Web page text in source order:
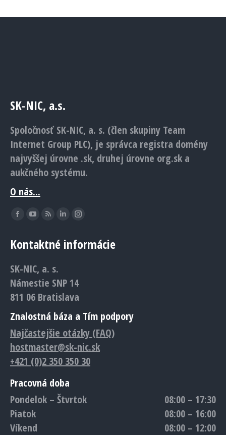
SK-NIC, a.s.
Spoločnosť SK-NIC, a. s. (člen skupiny Team
Internet Group PLC), je správca registra domény
najvyššej úrovne .sk, druhej úrovne org.sk a
aukčného systému.
O nás...
Find us on:
Facebook
opens
new
window
YouTube
opens
new
window
Rss
opens
new
window
Linkedin
opens
window
Instagram
opens
window
Kontaktné informácie
SK-NIC, a. s.
Námestie SNP 14
811 06 Bratislava
Znalostná báza a Tím podpory
Najčastejšie otázky (FAQ)
hostmaster@sk-nic.sk
+421 (0)2 350 350 30
Pracovná doba
Pondelok – Štvrtok
08:00 – 17:30
Piatok
08:00 – 16:00
Víkend
08:00 – 12:00